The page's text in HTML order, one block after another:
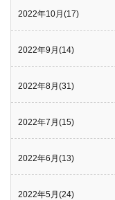
2022年10月(17)
2022年9月(14)
2022年8月(31)
2022年7月(15)
2022年6月(13)
2022年5月(24)